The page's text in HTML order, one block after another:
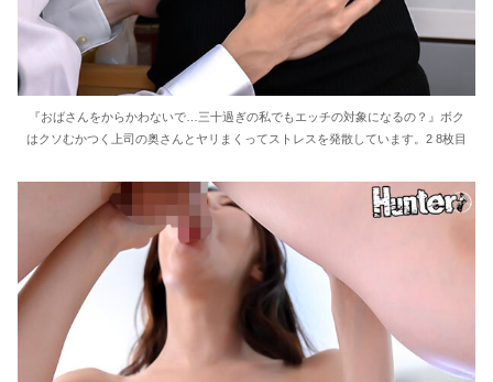
『おばさんをからかわないで…三十過ぎの私でもエッチの対象になるの？』ボク
はクソむかつく上司の奥さんとヤリまくってストレスを発散しています。2 8枚目